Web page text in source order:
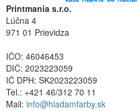
Printmania s.r.o.
Lúčna 4
971 01 Prievidza
IČO: 46046453
DIČ: 2023223059
IČ DPH: SK2023223059
Tel.: +421 46/312 70 11
Mail: info@hladamfarby.sk